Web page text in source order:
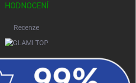
HODNOCENÍ
Recenze